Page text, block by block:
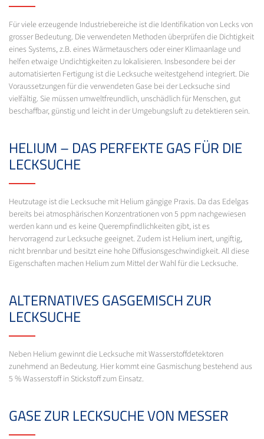
Für viele erzeugende Industriebereiche ist die Identifikation von Lecks von
grosser Bedeutung. Die verwendeten Methoden überprüfen die Dichtigkeit
eines Systems, z.B. eines Wärmetauschers oder einer Klimaanlage und
helfen etwaige Undichtigkeiten zu lokalisieren. Insbesondere bei der
automatisierten Fertigung ist die Lecksuche weitestgehend integriert. Die
Voraussetzungen für die verwendeten Gase bei der Lecksuche sind
vielfältig. Sie müssen umweltfreundlich, unschädlich für Menschen, gut
beschaffbar, günstig und leicht in der Umgebungsluft zu detektieren sein.
HELIUM – DAS PERFEKTE GAS FÜR DIE
LECKSUCHE
Heutzutage ist die Lecksuche mit Helium gängige Praxis. Da das Edelgas
bereits bei atmosphärischen Konzentrationen von 5 ppm nachgewiesen
werden kann und es keine Querempfindlichkeiten gibt, ist es
hervorragend zur Lecksuche geeignet. Zudem ist Helium inert, ungiftig,
nicht brennbar und besitzt eine hohe Diffusionsgeschwindigkeit. All diese
Eigenschaften machen Helium zum Mittel der Wahl für die Lecksuche.
ALTERNATIVES GASGEMISCH ZUR
LECKSUCHE
Neben Helium gewinnt die Lecksuche mit Wasserstoffdetektoren
zunehmend an Bedeutung. Hier kommt eine Gasmischung bestehend aus
5 % Wasserstoff in Stickstoff zum Einsatz.
GASE ZUR LECKSUCHE VON MESSER